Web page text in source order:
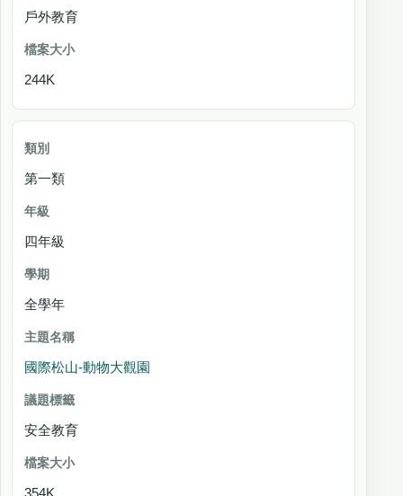
戶外教育
244K
第一類
四年級
全學年
國際松山-動物大觀園
安全教育
354K